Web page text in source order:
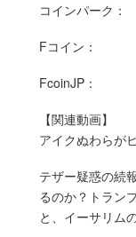
コインパーク：
Fコイン：
FcoinJP：
【関連動画】
アイクぬわらが
テザー疑惑の続
るのか？トラン
と、イーサリム